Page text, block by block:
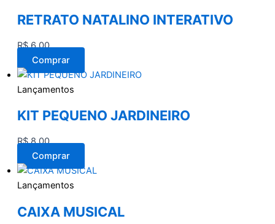
RETRATO NATALINO INTERATIVO
R$6,00
Comprar
Lançamentos
KIT PEQUENO JARDINEIRO
R$8,00
Comprar
Lançamentos
CAIXA MUSICAL